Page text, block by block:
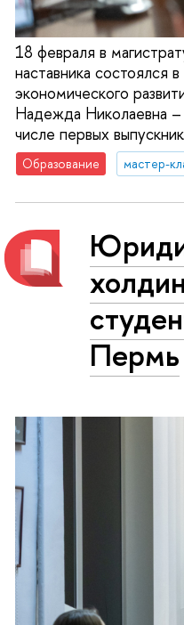
18 февраля в
наставника состоялся
экономического
Надежда Николаевна –
числе первых
Образование мастер-
Пермь